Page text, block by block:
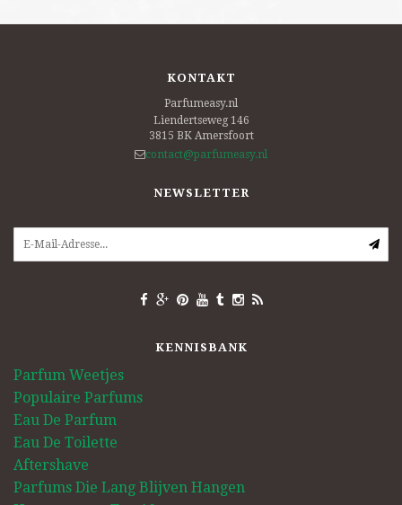
KONTAKT
Parfumeasy.nl
Liendertseweg 146
3815 BK Amersfoort
contact@parfumeasy.nl
NEWSLETTER
KENNISBANK
Parfum Weetjes
Populaire Parfums
Eau De Parfum
Eau De Toilette
Aftershave
Parfums Die Lang Blijven Hangen